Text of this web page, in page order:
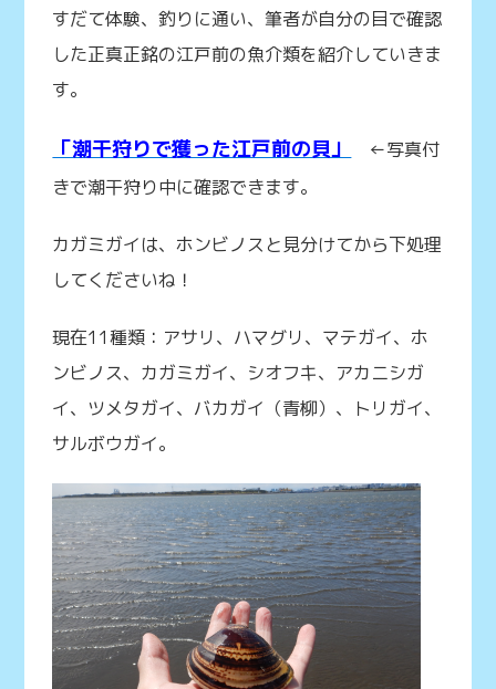
すだて体験、釣りに通い、筆者が自分の目で確認
した正真正銘の江戸前の魚介類を紹介していきま
す。
「潮干狩りで獲った江戸前の貝」
←写真付
きで潮干狩り中に確認できます。
カガミガイは、ホンビノスと見分けてから下処理
してくださいね！
現在11種類：アサリ、ハマグリ、マテガイ、ホ
ンビノス、カガミガイ、シオフキ、アカニシガ
イ、ツメタガイ、バカガイ（青柳）、トリガイ、
サルボウガイ。